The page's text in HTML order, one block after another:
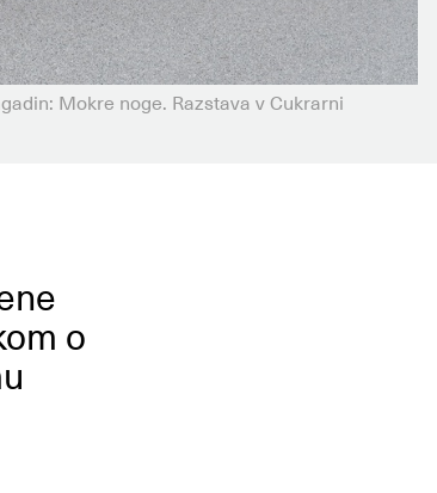
Mokre noge. Razstava v Cukrarni
o